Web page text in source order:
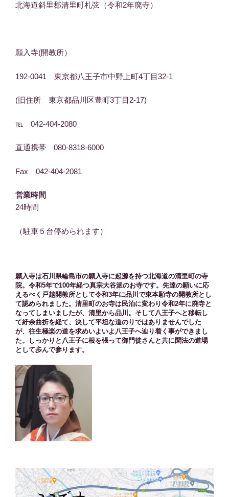
北海道斜里郡清里町札弦（令和2年廃寺）
願入寺(開教所）
192-0041 東京都八王子市中野上町4丁目32-1
(旧住所 東京都品川区豊町3丁目2-17)
℡ 042-404-2080
直通携帯 080-8318-6000
Fax 042-404-2081
営業時間
24時間
（駐車５台停められます）
願入寺は石川県輪島市の願入寺に起源を持つ北海道の清里町の寺
院。令和5年で100年経つ真宗大谷派のお寺です。先達の願いに応
えるべく戸越開教所として令和3年に品川で東本願寺の開教所とし
て認められました。清里町のお寺は民泊に変わり令和2年に廃寺と
なってしまいましたが、清里から品川。そして八王子へと移転し
て紆余曲折を経て、決して平坦な道のりではありませんでした
が、往生極楽の道を求めいよいよ八王子へ辿り着く事ができまし
た。しっかりと八王子に根を張って御門徒さんと共に聞法の道場
として歩んで参ります。